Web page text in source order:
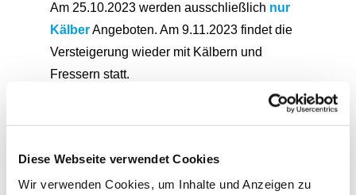
Diese Webseite verwendet Cookies
Wir verwenden Cookies, um Inhalte und Anzeigen zu
Am 25.10.2023 werden ausschließlich nur
KälberAngeboten. Am 9.11.2023 findet die
Versteigerung wieder mit Kälbern und
Fressern statt.
Aufgrund der weiterhin hohen Nachfrage
Kreuzungskälber, verstärkt zwischen vier und
acht Wochen.